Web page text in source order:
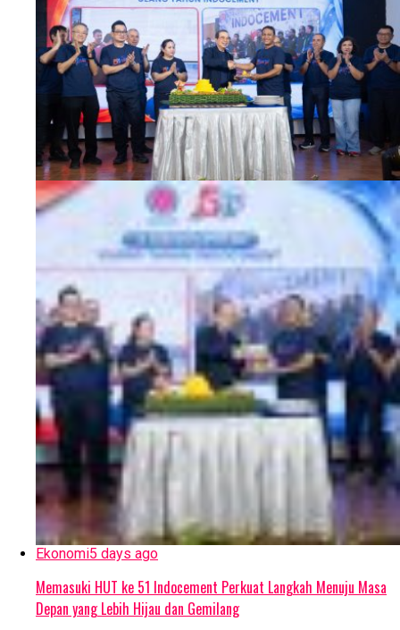
Ekonomi5 days ago
Memasuki HUT ke 51 Indocement Perkuat Langkah Menuju Masa
Depan yang Lebih Hijau dan Gemilang